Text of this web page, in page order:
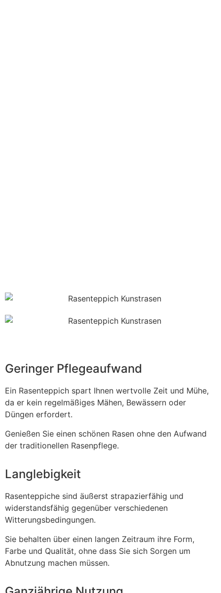
Geringer Pflegeaufwand
Ein Rasenteppich spart Ihnen wertvolle Zeit und Mühe,
da er kein regelmäßiges Mähen, Bewässern oder
Düngen erfordert.
Genießen Sie einen schönen Rasen ohne den Aufwand
der traditionellen Rasenpflege.
Langlebigkeit
Rasenteppiche sind äußerst strapazierfähig und
widerstandsfähig gegenüber verschiedenen
Witterungsbedingungen.
Sie behalten über einen langen Zeitraum ihre Form,
Farbe und Qualität, ohne dass Sie sich Sorgen um
Abnutzung machen müssen.